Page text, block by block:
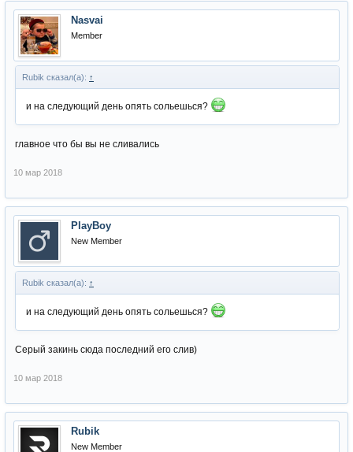
Nasvai
Member
Rubik сказал(а): ↑
и на следующий день опять сольешься?
главное что бы вы не сливались
10 мар 2018
PlayBoy
New Member
Rubik сказал(а): ↑
и на следующий день опять сольешься?
Серый закинь сюда последний его слив)
10 мар 2018
Rubik
New Member